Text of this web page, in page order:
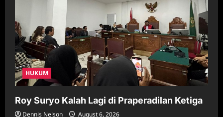
o
n
HUKUM
Roy Suryo Kalah Lagi di Praperadilan Ketiga
Dennis Nelson August 6, 2026